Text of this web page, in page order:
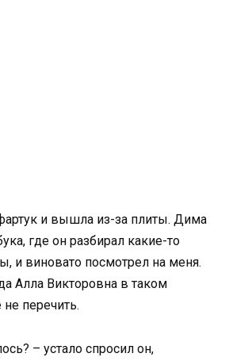
и вышла из-за плиты. Дима
где он разбирал какие-то
и виновато посмотрел на меня.
Алла Викторовна в таком
перечить.
– устало спросил он,